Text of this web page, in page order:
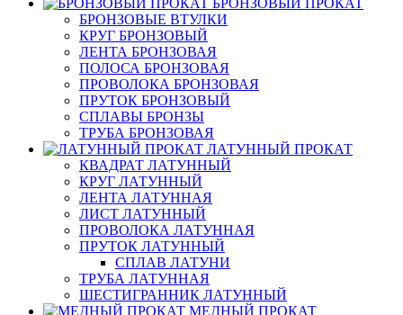
БРОНЗОВЫЙ ПРОКАТ
БРОНЗОВЫЕ ВТУЛКИ
КРУГ БРОНЗОВЫЙ
ЛЕНТА БРОНЗОВАЯ
ПОЛОСА БРОНЗОВАЯ
ПРОВОЛОКА БРОНЗОВАЯ
ПРУТОК БРОНЗОВЫЙ
СПЛАВЫ БРОНЗЫ
ТРУБА БРОНЗОВАЯ
ЛАТУННЫЙ ПРОКАТ
КВАДРАТ ЛАТУННЫЙ
КРУГ ЛАТУННЫЙ
ЛЕНТА ЛАТУННАЯ
ЛИСТ ЛАТУННЫЙ
ПРОВОЛОКА ЛАТУННАЯ
ПРУТОК ЛАТУННЫЙ
СПЛАВ ЛАТУНИ
ТРУБА ЛАТУННАЯ
ШЕСТИГРАННИК ЛАТУННЫЙ
МЕДНЫЙ ПРОКАТ